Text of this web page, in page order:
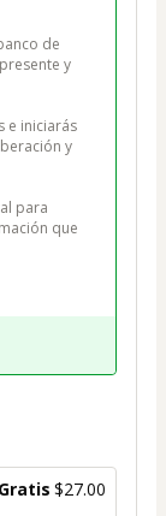
de
y
e iniciarás
y
para
que
$27.00